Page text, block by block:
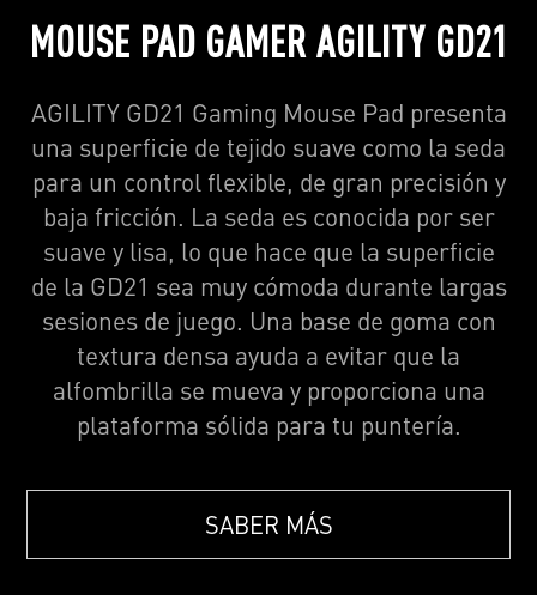
MOUSE PAD GAMER AGILITY GD21
AGILITY GD21 Gaming Mouse Pad presenta
una superficie de tejido suave como la seda
para un control flexible, de gran precisión y
baja fricción. La seda es conocida por ser
suave y lisa, lo que hace que la superficie
de la GD21 sea muy cómoda durante largas
sesiones de juego. Una base de goma con
textura densa ayuda a evitar que la
alfombrilla se mueva y proporciona una
plataforma sólida para tu puntería.
SABER MÁS